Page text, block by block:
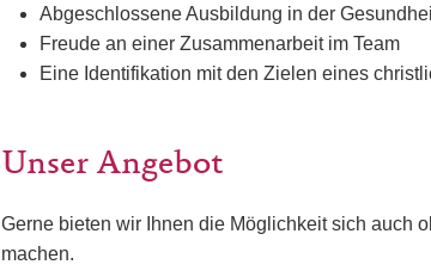
Abgeschlossene Ausbildung in der
Freude an einer Zusammenarbeit im Team
Eine Identifikation mit den Zielen eines
Unser Angebot
Gerne bieten wir Ihnen die Möglichkeit sich auch
machen.